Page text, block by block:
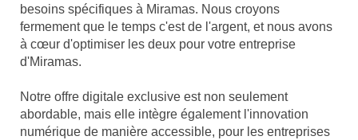
besoins spécifiques à Miramas. Nous croyons
fermement que le temps c'est de l'argent, et nous avons
à cœur d'optimiser les deux pour votre entreprise
d'Miramas.
Notre offre digitale exclusive est non seulement
abordable, mais elle intègre également l'innovation
numérique de manière accessible, pour les entreprises